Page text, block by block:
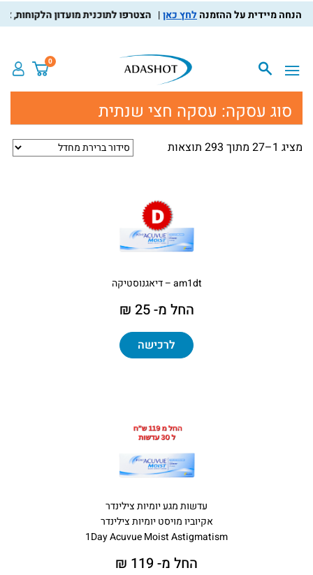
לחץ כאן הצטרפו לתוכנית מועדון הלקוחות, צברו
0
סוג עסקה: עסקה חצי שנתית
מציג 1–27 מתוך 293 תוצאות
am1dt – דיאגנוסטיקה
החל מ- 25 ₪
לרכישה
עדשות מגע יומיות צילינדר
אקיוביו מויסט יומיות צילינדר
1Day Acuvue Moist Astigmatism
החל מ- 119 ₪